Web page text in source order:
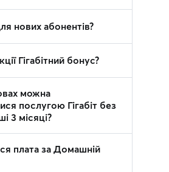
нових абонентів?
Гігабітний бонус?
можна
послугою Гігабіт без
3 місяці?
плата за Домашній